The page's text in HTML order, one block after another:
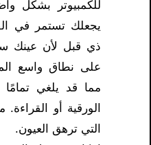
للكمبيوتر بشكل
يجعلك تستمر في
ذي قبل لأن عينك
على نطاق واسع
مما قد يلغي تمامًا
الورقية أو
التي ترهق العيون.